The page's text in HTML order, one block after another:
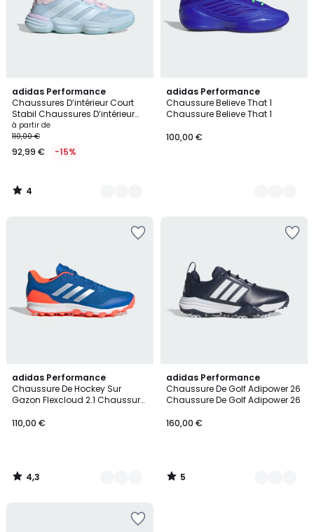
adidas Performance
Chaussures D’intérieur Court
Stabil Chaussures D’intérieur
Court Stabil
à partir de
110,00 €
92,99 € -15%
4
/
5
4
Couleurs
4
/
adidas Performance
Chaussure Believe That 1
Chaussure Believe That 1
100,00 €
2
Couleurs
adidas Performance
Chaussure De Hockey Sur
Gazon Flexcloud 2.1 Chaussure
2.1
110,00 €
4,3
/ 5
2
Couleurs
4,3
/
adidas Performance
Chaussure De Golf Adipower 26
Chaussure De Golf Adipower 26
160,00 €
5
/
5
4
Couleurs
5
/